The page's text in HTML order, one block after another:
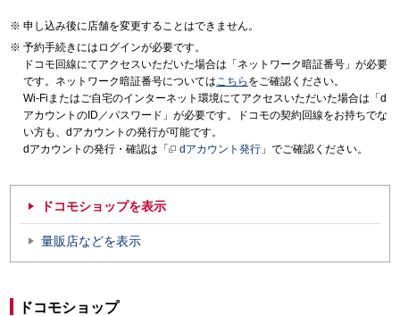
申し込み後に店舗を変更することはできません。
予約手続きにはログインが必要です。
ドコモ回線にてアクセスいただいた場合は「ネットワーク暗証番号」が必要
です。ネットワーク暗証番号についてはこちら をご確認ください。
Wi-Fiまたはご自宅のインターネット環境にてアクセスいただいた場合は「d
アカウントのID／パスワード」が必要です。ドコモの契約回線をお持ちでな
い方も、dアカウントの発行が可能です。
dアカウントの発行・確認は「
dアカウント発行 」でご確認ください。
ドコモショップを表示
量販店などを表示
ドコモショップ